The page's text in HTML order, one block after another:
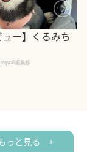
ュー】くるみち
equall編集部
っと見る +